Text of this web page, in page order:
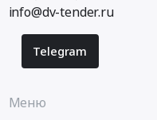
info@dv-tender.ru
Telegram
Меню